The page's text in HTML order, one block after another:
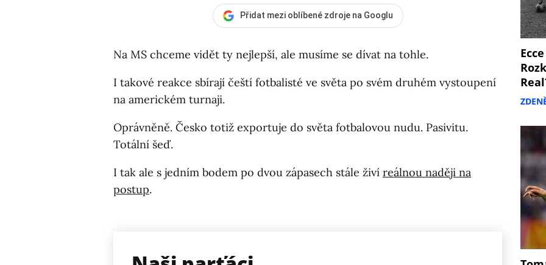
Přidat mezi oblíbené zdroje na Googlu
Na MS chceme vidět ty nejlepší, ale musíme se dívat na tohle.
I takové reakce sbírají čeští fotbalisté ve světa po svém druhém vystoupení
na americkém turnaji.
Oprávněně. Česko totiž exportuje do světa fotbalovou nudu. Pasivitu.
Totální šeď.
I tak ale s jedním bodem po dvou zápasech stále živí reálnou naději na
postup.